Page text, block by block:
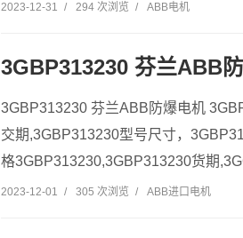
2023-12-31 / 294 次浏览 / ABB电机
3GBP313230 芬兰ABB
3GBP313230 芬兰ABB防爆电机
交期,3GBP313230型号尺寸，
格3GBP313230,3GBP313230货期
2023-12-01 / 305 次浏览 / ABB进口电机